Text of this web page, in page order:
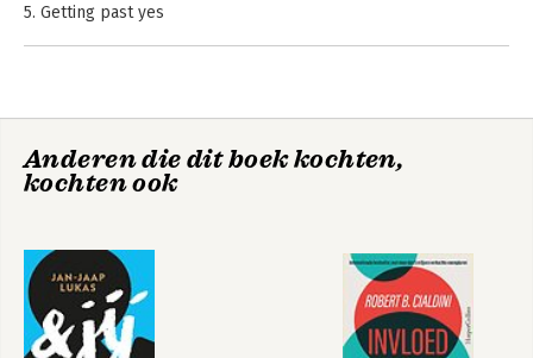
gepikt
5. Getting past yes
Anderen die dit boek kochten,
kochten ook